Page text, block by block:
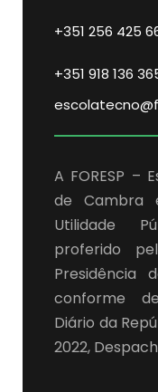
+351 256 425
+351 918 136
A FORESP –
de Cambra
Utilidade
proferido
Presidência
conforme
Diário da
2022,